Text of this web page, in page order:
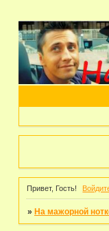
Привет, Гость!
» На мажорной